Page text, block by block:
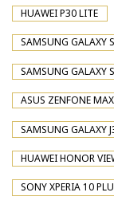
HUAWEI P30 LITE
SAMSUNG GALAXY
SAMSUNG GALAXY
ASUS ZENFONE
SAMSUNG GALAXY
HUAWEI HONOR
SONY XPERIA 10